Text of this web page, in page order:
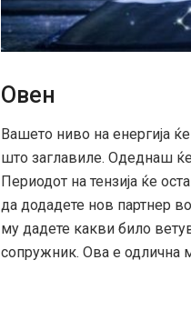
Овен
Вашето ниво на енергија
што заглавиле. Одеднаш
Периодот на тензија ќе
да додадете нов партнер
му дадете какви било
сопружник. Ова е одлична